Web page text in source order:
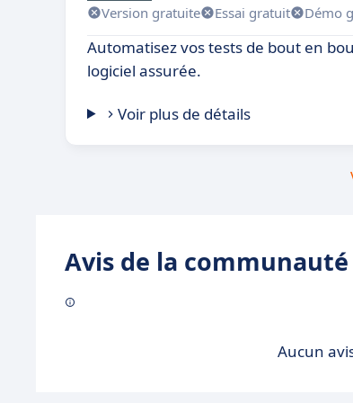
Version gratuite Essai gratuit Démo
Automatisez vos tests de bout en
logiciel assurée.
Voir plus de détails
Avis de la communauté
Aucun